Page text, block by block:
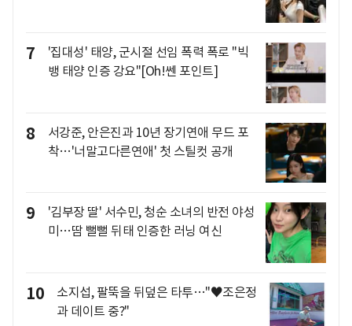
7
'집대성' 태양, 군시절 선임 폭력 폭로 "빅
뱅 태양 인증 강요"[Oh!쎈 포인트]
8
서강준, 안은진과 10년 장기연애 무드 포
착…'너말고다른연애' 첫 스틸컷 공개
9
'김부장 딸' 서수민, 청순 소녀의 반전 야성
미…땀 뻘뻘 뒤태 인증한 러닝 여신
10
소지섭, 팔뚝을 뒤덮은 타투…"♥조은정
과 데이트 중?"